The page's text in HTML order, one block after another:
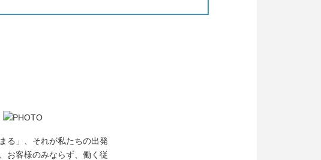
る」、それが私たちの出発
お客様のみならず、働く従